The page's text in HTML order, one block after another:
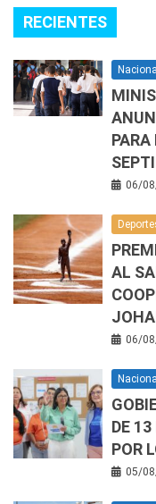
RECIENTES
Nacional
PARA
06/
AL
06/
Nacional
DE
POR
05/